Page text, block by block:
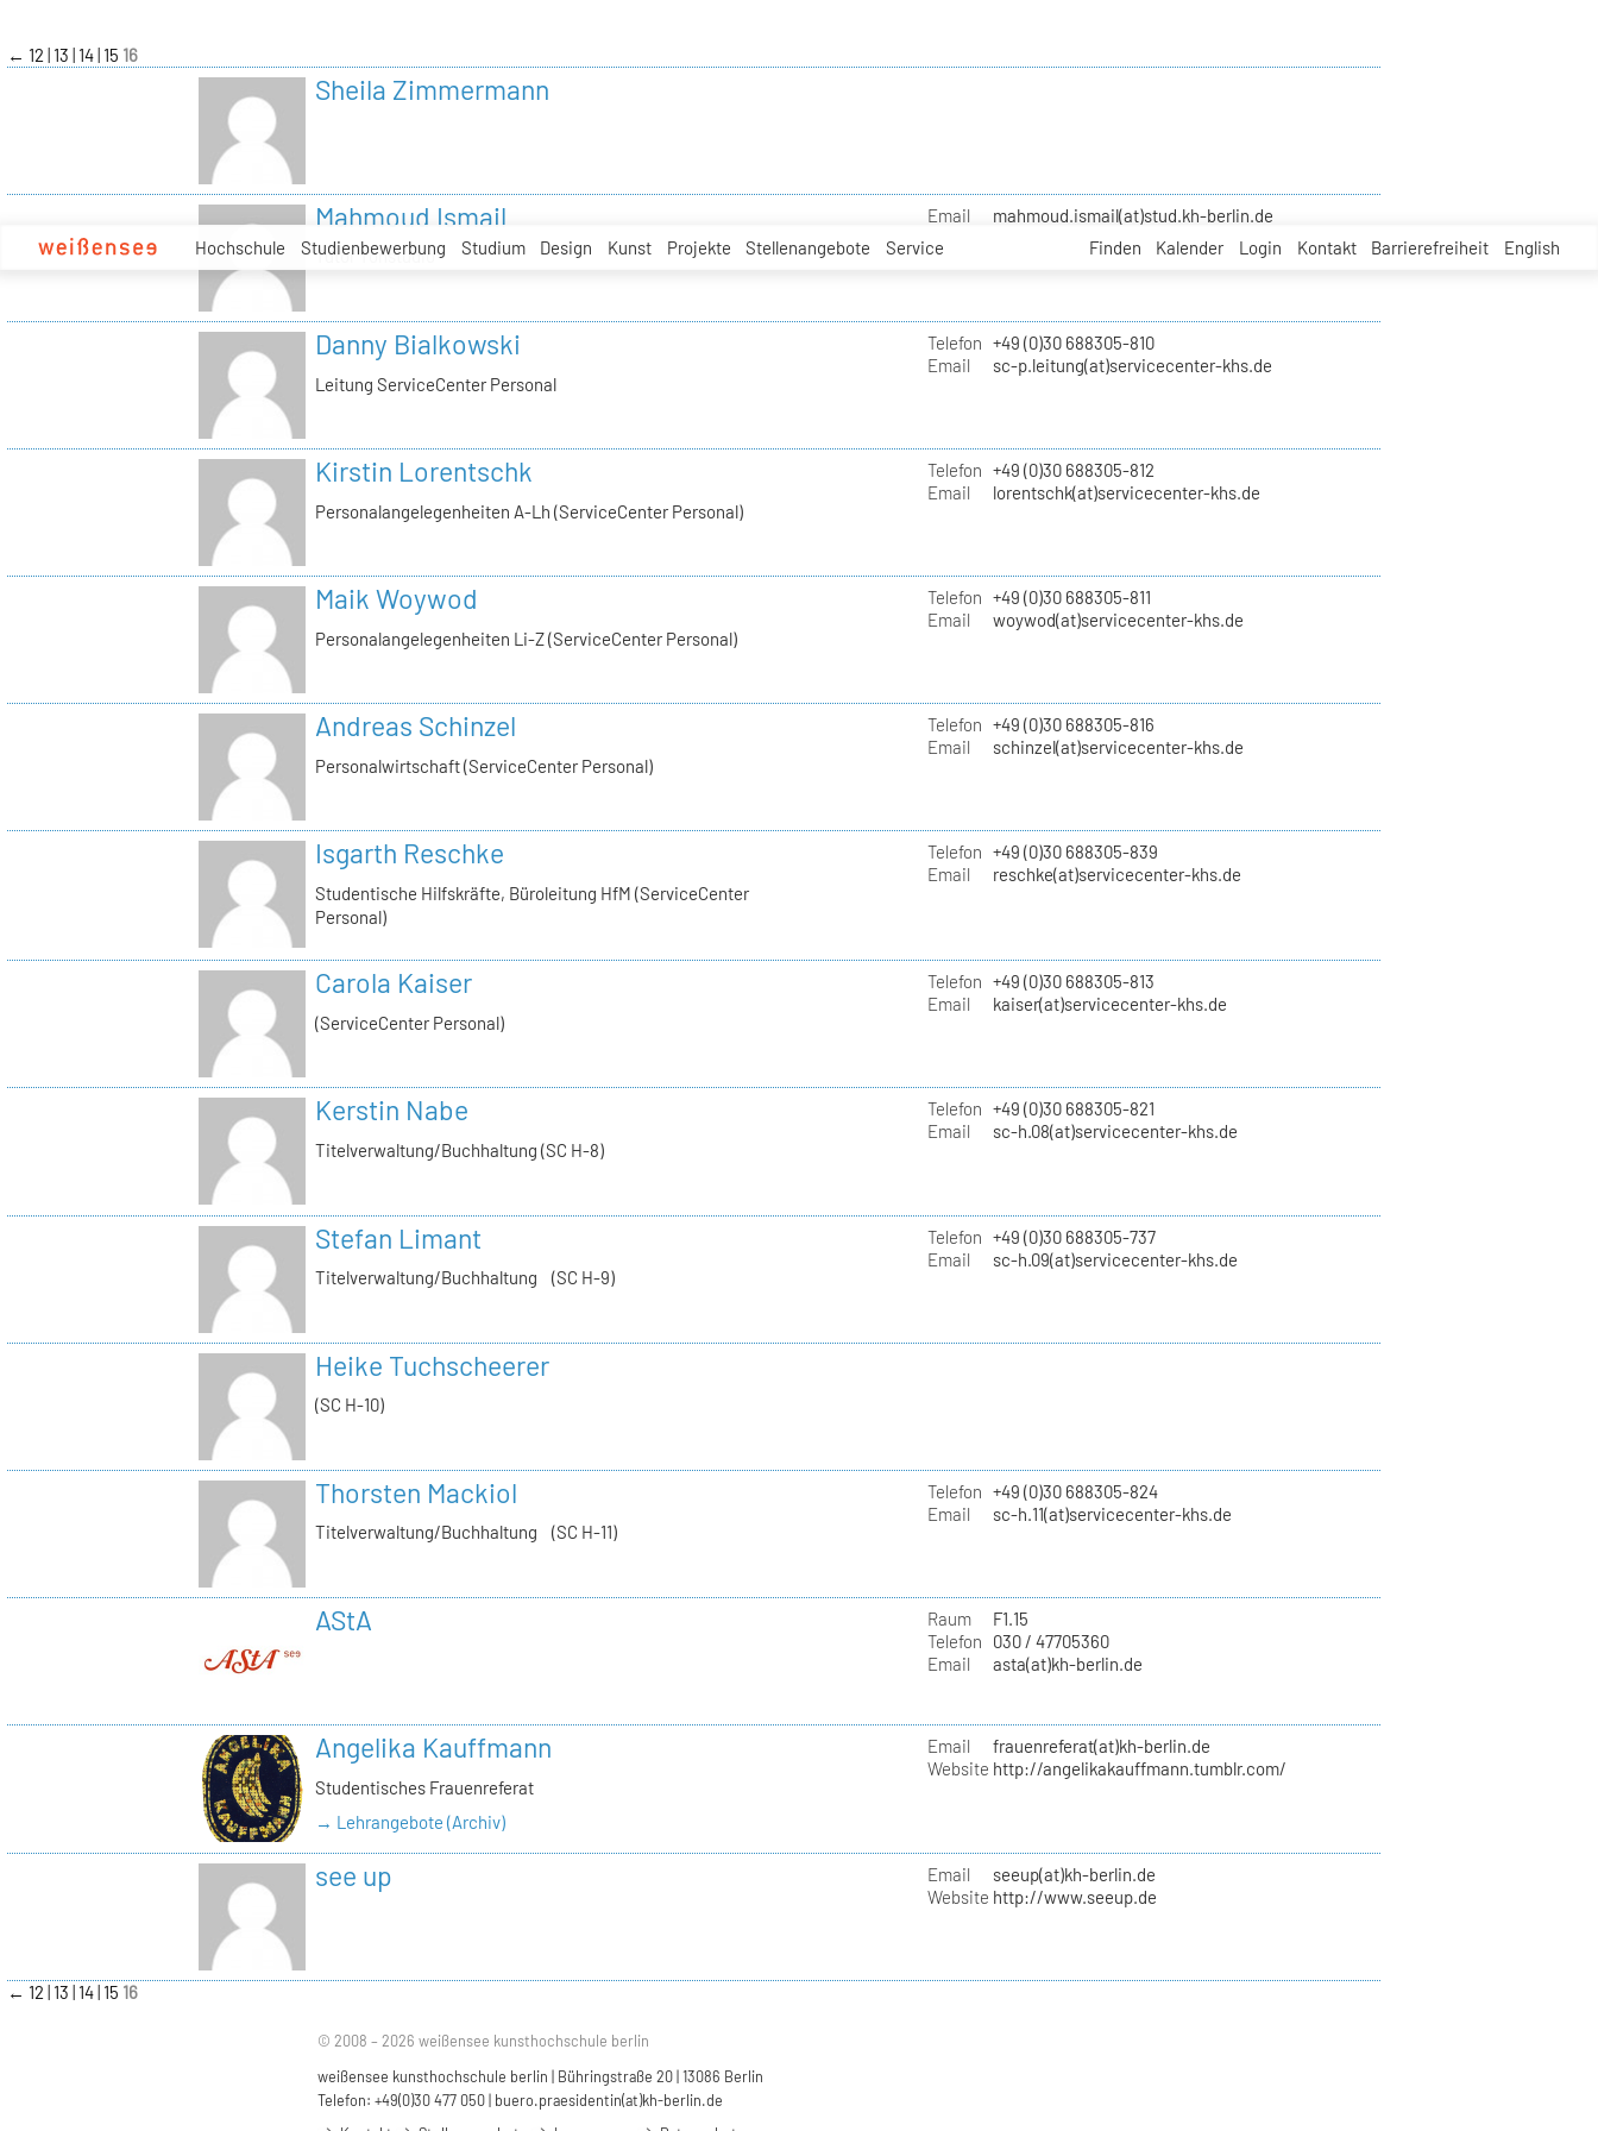
Hochschule Studienbewerbung Studium Design Kunst Projekte Stellenangebote Service Finden Kalender Login Kontakt Barrierefreiheit English
← 12 13 14 15 16
Sheila Zimmermann
Mahmoud Ismail
Tutor Tonstudio
Email mahmoud.ismail(at)stud.kh-berlin.de
Danny Bialkowski
Leitung ServiceCenter Personal
Telefon +49 (0)30 688305-810
Email
sc-p.leitung(at)servicecenter-khs.de
Kirstin Lorentschk
Personalangelegenheiten A-Lh (ServiceCenter Personal)
Telefon +49 (0)30 688305-812
Email
lorentschk(at)servicecenter-khs.de
Maik Woywod
Personalangelegenheiten Li-Z (ServiceCenter Personal)
Telefon +49 (0)30 688305-811
Email
woywod(at)servicecenter-khs.de
Andreas Schinzel
Personalwirtschaft (ServiceCenter Personal)
Telefon +49 (0)30 688305-816
Email
schinzel(at)servicecenter-khs.de
Isgarth Reschke
Studentische Hilfskräfte, Büroleitung HfM (ServiceCenter
Personal)
Telefon +49 (0)30 688305-839
Email
reschke(at)servicecenter-khs.de
Carola Kaiser
(ServiceCenter Personal)
Telefon +49 (0)30 688305-813
Email
kaiser(at)servicecenter-khs.de
Kerstin Nabe
Titelverwaltung/Buchhaltung (SC H-8)
Telefon +49 (0)30 688305-821
Email
sc-h.08(at)servicecenter-khs.de
Stefan Limant
Titelverwaltung/Buchhaltung (SC H-9)
Telefon +49 (0)30 688305-737
Email
sc-h.09(at)servicecenter-khs.de
Heike Tuchscheerer
(SC H-10)
Thorsten Mackiol
Titelverwaltung/Buchhaltung (SC H-11)
Telefon +49 (0)30 688305-824
Email
sc-h.11(at)servicecenter-khs.de
AStA Raum
F1.15
Telefon
030 / 47705360
Email
asta(at)kh-berlin.de
Angelika Kauffmann
Studentisches Frauenreferat
→ Lehrangebote (Archiv)
Email
frauenreferat(at)kh-berlin.de
Website http://angelikakauffmann.tumblr.com/
see up Email
seeup(at)kh-berlin.de
Website http://www.seeup.de
← 12 13 14 15 16
© 2008 – 2026 weißensee kunsthochschule berlin
weißensee kunsthochschule berlin | Bühringstraße 20 | 13086 Berlin
Telefon: +49(0)30 477 050 | buero.praesidentin(at)kh-berlin.de